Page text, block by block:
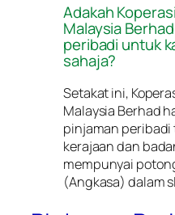
Adakah
Malaysia
peribadi untuk
sahaja?
Setakat ini,
Malaysia Berhad
pinjaman
kerajaan dan
mempunyai
(Angkasa) dalam